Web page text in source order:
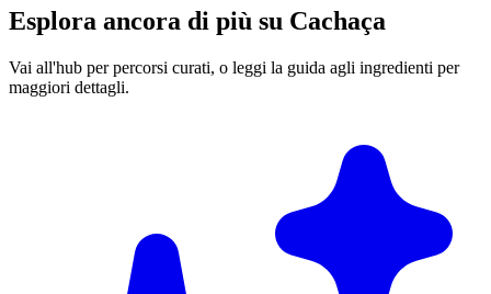
Esplora ancora di più su Cachaça
Vai all'hub per percorsi curati, o leggi la guida agli ingredienti per
maggiori dettagli.